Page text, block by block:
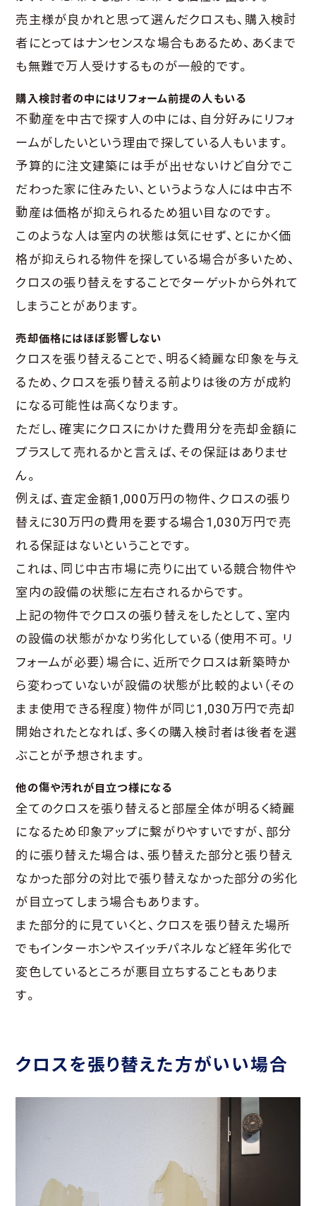
売主様が良かれと思って選んだクロスも、購入検討
者にとってはナンセンスな場合もあるため、あくまで
も無難で万人受けするものが一般的です。
購入検討者の中にはリフォーム前提の人もいる
不動産を中古で探す人の中には、自分好みにリフォ
ームがしたいという理由で探している人もいます。
予算的に注文建築には手が出せないけど自分でこ
だわった家に住みたい、というような人には中古不
動産は価格が抑えられるため狙い目なのです。
このような人は室内の状態は気にせず、とにかく価
格が抑えられる物件を探している場合が多いため、
クロスの張り替えをすることでターゲットから外れて
しまうことがあります。
売却価格にはほぼ影響しない
クロスを張り替えることで、明るく綺麗な印象を与え
るため、クロスを張り替える前よりは後の方が成約
になる可能性は高くなります。
ただし、確実にクロスにかけた費用分を売却金額に
プラスして売れるかと言えば、その保証はありませ
ん。
例えば、査定金額1,000万円の物件、クロスの張り
替えに30万円の費用を要する場合1,030万円で売
れる保証はないということです。
これは、同じ中古市場に売りに出ている競合物件や
室内の設備の状態に左右されるからです。
上記の物件でクロスの張り替えをしたとして、室内
の設備の状態がかなり劣化している（使用不可。リ
フォームが必要）場合に、近所でクロスは新築時か
ら変わっていないが設備の状態が比較的よい（その
まま使用できる程度）物件が同じ1,030万円で売却
開始されたとなれば、多くの購入検討者は後者を選
ぶことが予想されます。
他の傷や汚れが目立つ様になる
全てのクロスを張り替えると部屋全体が明るく綺麗
になるため印象アップに繋がりやすいですが、部分
的に張り替えた場合は、張り替えた部分と張り替え
なかった部分の対比で張り替えなかった部分の劣化
が目立ってしまう場合もあります。
また部分的に見ていくと、クロスを張り替えた場所
でもインターホンやスイッチパネルなど経年劣化で
変色しているところが悪目立ちすることもありま
す。
クロスを張り替えた方がいい場合